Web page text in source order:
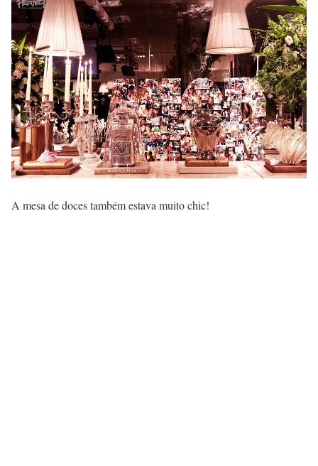
A mesa de doces também estava muito chic!